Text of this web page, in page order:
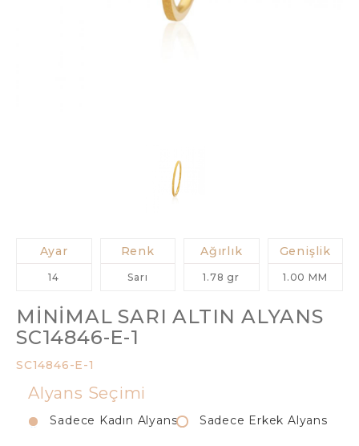
Ayar
14
Renk
Sarı
Ağırlık
1.78 gr
Genişlik
1.00 MM
MINIMAL SARI ALTIN ALYANS
SC14846-E-1
SC14846-E-1
Alyans Seçimi
Sadece Kadın Alyans Sadece Erkek Alyans